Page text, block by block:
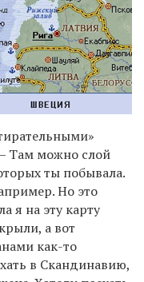
Там можно слой
ты побывала.
Но это
я на эту карту
а вот
как-то
в Скандинавию,